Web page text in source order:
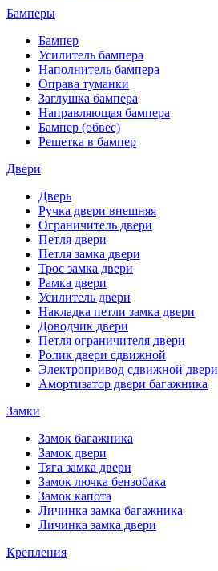
Бамперы
Бампер
Усилитель бампера
Наполнитель бампера
Оправа туманки
Заглушка бампера
Направляющая бампера
Бампер (обвес)
Решетка в бампер
Двери
Дверь
Ручка двери внешняя
Ограничитель двери
Петля двери
Петля замка двери
Трос замка двери
Рамка двери
Усилитель двери
Накладка петли замка двери
Доводчик двери
Петля ограничителя двери
Ролик двери сдвижной
Электропривод сдвижной двери
Амортизатор двери багажника
Замки
Замок багажника
Замок двери
Тяга замка двери
Замок лючка бензобака
Замок капота
Личинка замка багажника
Личинка замка двери
Крепления